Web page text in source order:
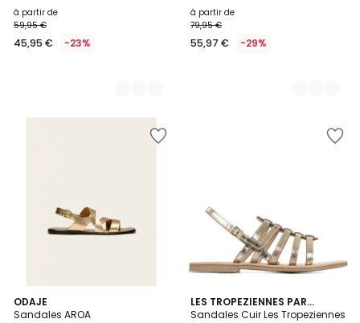
à partir de
59,95 €
45,95 € -23%
à partir de
79,95 €
55,97 € -29%
ODAJE
Sandales AROA
LES TROPEZIENNES PAR
M.BELARBI
Sandales Cuir Les Tropeziennes
1
/
2
Couleurs